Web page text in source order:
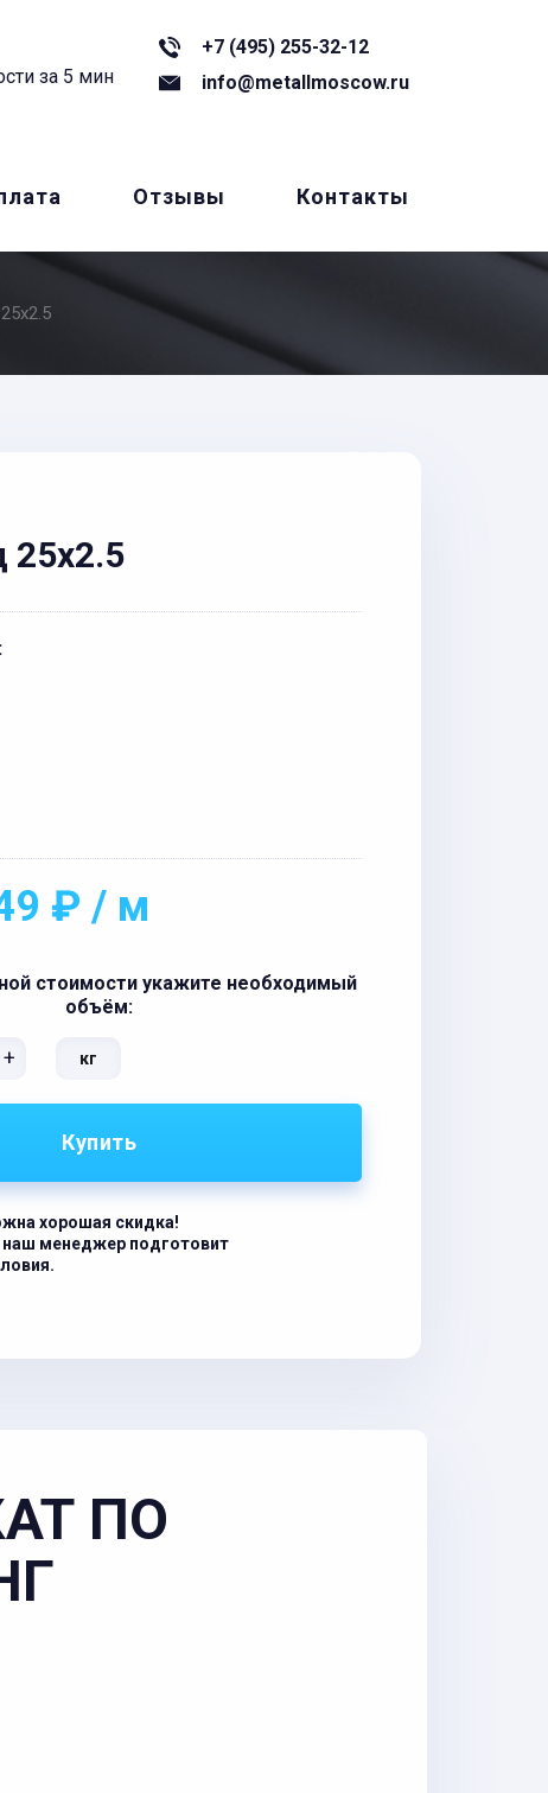
за 5 мин
+7 (495) 255-32-12
info@metallmoscow.ru
Отзывы Контакты
25x2.5
₽ / м
стоимости укажите необходимый
объём:
+ кг
Купить
хорошая скидка!
наш менеджер подготовит
ПО